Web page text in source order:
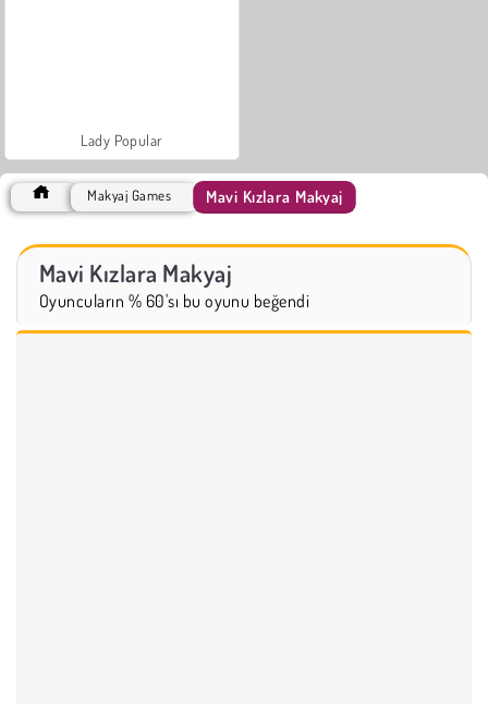
Lady Popular
Makyaj Games Mavi Kızlara Makyaj
Mavi Kızlara Makyaj
Oyuncuların % 60'sı bu oyunu beğendi